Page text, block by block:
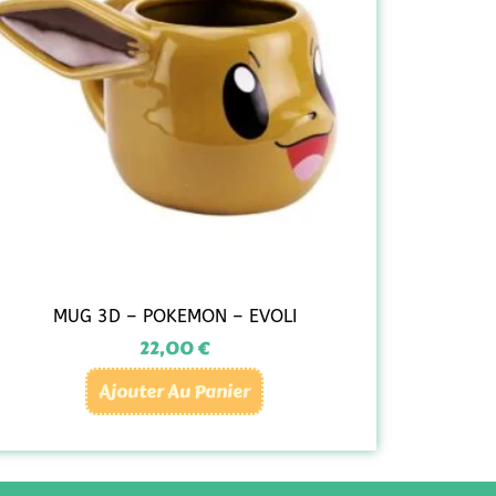
MUG 3D – POKEMON – EVOLI
22,00€
Ajouter Au Panier